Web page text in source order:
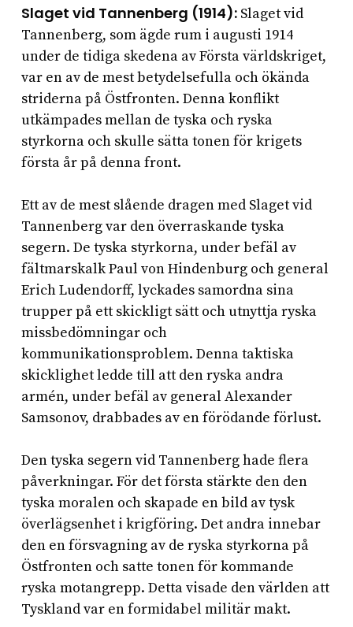
Slaget vid Tannenberg (1914): Slaget vid
Tannenberg, som ägde rum i augusti 1914
under de tidiga skedena av Första världskriget,
var en av de mest betydelsefulla och ökända
striderna på Östfronten. Denna konflikt
utkämpades mellan de tyska och ryska
styrkorna och skulle sätta tonen för krigets
första år på denna front.
Ett av de mest slående dragen med Slaget vid
Tannenberg var den överraskande tyska
segern. De tyska styrkorna, under befäl av
fältmarskalk Paul von Hindenburg och general
Erich Ludendorff, lyckades samordna sina
trupper på ett skickligt sätt och utnyttja ryska
missbedömningar och
kommunikationsproblem. Denna taktiska
skicklighet ledde till att den ryska andra
armén, under befäl av general Alexander
Samsonov, drabbades av en förödande förlust.
Den tyska segern vid Tannenberg hade flera
påverkningar. För det första stärkte den den
tyska moralen och skapade en bild av tysk
överlägsenhet i krigföring. Det andra innebar
den en försvagning av de ryska styrkorna på
Östfronten och satte tonen för kommande
ryska motangrepp. Detta visade den världen att
Tyskland var en formidabel militär makt.